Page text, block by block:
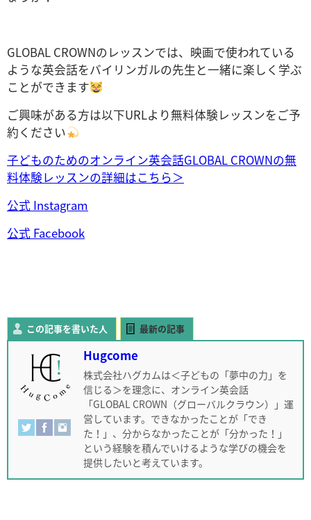
GLOBAL CROWNのレッスンでは、映画で使われている
ような英会話をバイリンガルの先生と一緒に楽しく学ぶ
ことができます
ご興味がある方は以下URLより無料体験レッスンをご予
約ください
子どものためのオンライン英会話GLOBAL CROWNの無
料体験レッスンの詳細はこちら＞
公式 Instagram
公式 Facebook
この記事を書いた人 最新の記事
Hugcome
株式会社ハグカムは＜子どもの「夢中の力」を
信じる＞を理念に、オンライン英会話
「GLOBAL CROWN（グローバルクラウン）」運
営しています。できなかったことが「でき
た！」、分からなかったことが「分かった！」
という経験を積んでいけるような学びの機会を
提供したいと考えています。